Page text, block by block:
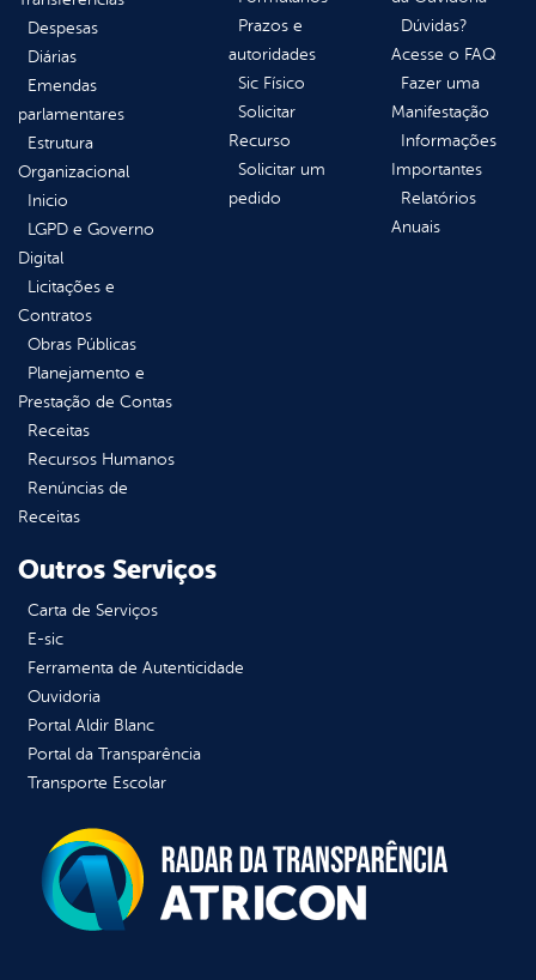
Despesas
Diárias
Emendas
parlamentares
Estrutura
Organizacional
Inicio
LGPD e Governo
Digital
Licitações e
Contratos
Obras Públicas
Planejamento e
Prestação de Contas
Receitas
Recursos Humanos
Renúncias de
Receitas
Prazos e
autoridades
Sic Físico
Solicitar
Recurso
Solicitar um
pedido
Dúvidas?
Acesse o FAQ
Fazer uma
Manifestação
Informações
Importantes
Relatórios
Anuais
Outros Serviços
Carta de Serviços
E-sic
Ferramenta de Autenticidade
Ouvidoria
Portal Aldir Blanc
Portal da Transparência
Transporte Escolar